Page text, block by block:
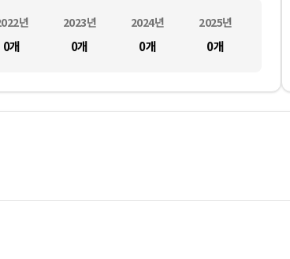
년 2023년 2024년 2025년
0개 0개 0개 0개